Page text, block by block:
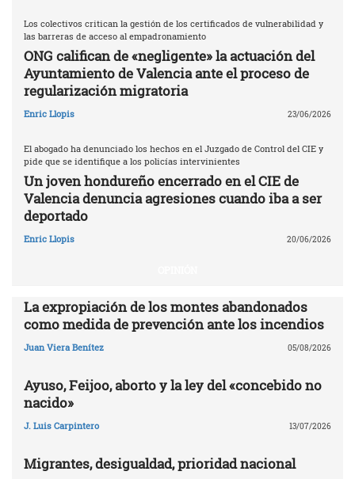
Los colectivos critican la gestión de los certificados de vulnerabilidad y
las barreras de acceso al empadronamiento
ONG califican de «negligente» la actuación del
Ayuntamiento de Valencia ante el proceso de
regularización migratoria
Enric Llopis 23/06/2026
El abogado ha denunciado los hechos en el Juzgado de Control del CIE y
pide que se identifique a los policías intervinientes
Un joven hondureño encerrado en el CIE de
Valencia denuncia agresiones cuando iba a ser
deportado
Enric Llopis 20/06/2026
La expropiación de los montes abandonados
como medida de prevención ante los incendios
Juan Viera Benítez 05/08/2026
Ayuso, Feijoo, aborto y la ley del «concebido no
nacido»
J. Luis Carpintero 13/07/2026
Migrantes, desigualdad, prioridad nacional